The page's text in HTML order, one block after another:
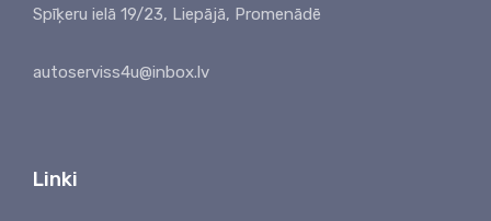
Spīķeru ielā 19/23, Liepājā, Promenādē
autoserviss4u@inbox.lv
Linki